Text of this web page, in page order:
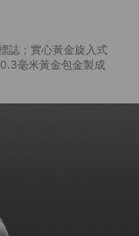
誌；實心黃金旋入式
毫米黃金包金製成